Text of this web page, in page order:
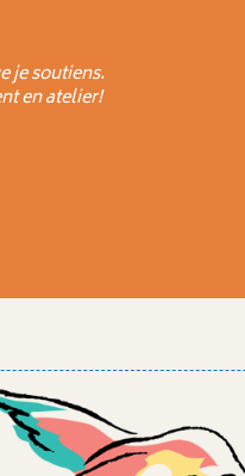
je soutiens.
en atelier!